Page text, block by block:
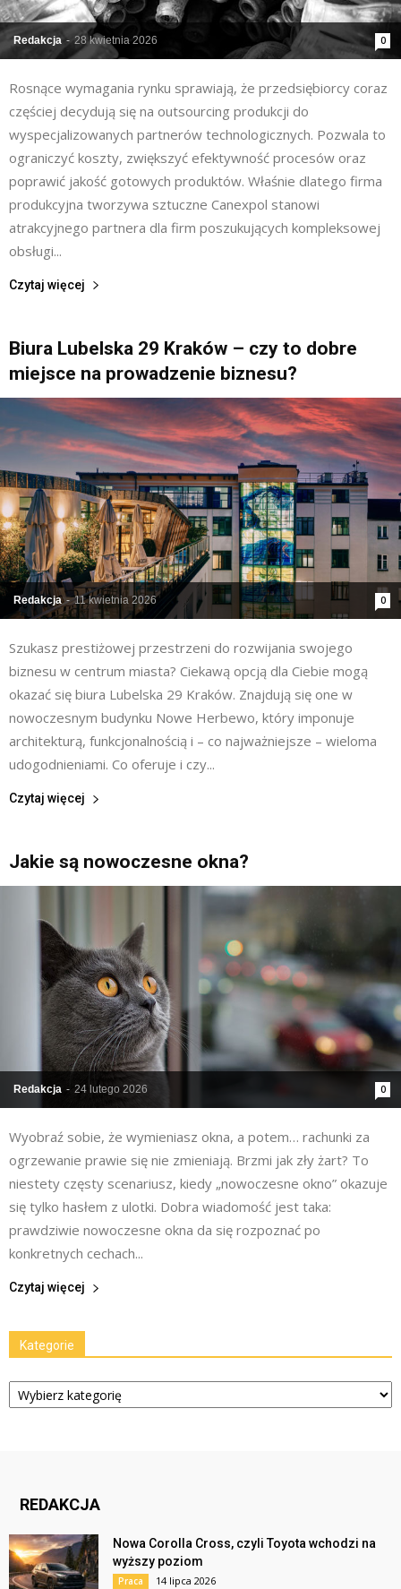
Redakcja - 28 kwietnia 2026 0
Rosnące wymagania rynku sprawiają, że przedsiębiorcy coraz
częściej decydują się na outsourcing produkcji do
wyspecjalizowanych partnerów technologicznych. Pozwala to
ograniczyć koszty, zwiększyć efektywność procesów oraz
poprawić jakość gotowych produktów. Właśnie dlatego firma
produkcyjna tworzywa sztuczne Canexpol stanowi
atrakcyjnego partnera dla firm poszukujących kompleksowej
obsługi...
Czytaj więcej
Biura Lubelska 29 Kraków – czy to dobre
miejsce na prowadzenie biznesu?
Redakcja - 11 kwietnia 2026 0
Szukasz prestiżowej przestrzeni do rozwijania swojego
biznesu w centrum miasta? Ciekawą opcją dla Ciebie mogą
okazać się biura Lubelska 29 Kraków. Znajdują się one w
nowoczesnym budynku Nowe Herbewo, który imponuje
architekturą, funkcjonalnością i – co najważniejsze – wieloma
udogodnieniami. Co oferuje i czy...
Czytaj więcej
Jakie są nowoczesne okna?
Redakcja - 24 lutego 2026 0
Wyobraź sobie, że wymieniasz okna, a potem… rachunki za
ogrzewanie prawie się nie zmieniają. Brzmi jak zły żart? To
niestety częsty scenariusz, kiedy „nowoczesne okno” okazuje
się tylko hasłem z ulotki. Dobra wiadomość jest taka:
prawdziwie nowoczesne okna da się rozpoznać po
konkretnych cechach...
Czytaj więcej
Kategorie
Kategorie
REDAKCJA
Nowa Corolla Cross, czyli Toyota wchodzi na
wyższy poziom
Praca 14 lipca 2026